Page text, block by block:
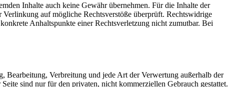
Inhalte auch keine Gewähr übernehmen. Für die Inhalte der
auf mögliche Rechtsverstöße überprüft. Rechtswidrige
Anhaltspunkte einer Rechtsverletzung nicht zumutbar. Bei
Bearbeitung, Verbreitung und jede Art der Verwertung außerhalb der
sind nur für den privaten, nicht kommerziellen Gebrauch gestattet.